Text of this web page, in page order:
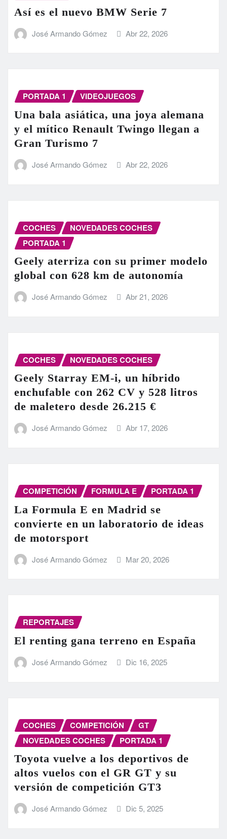
Así es el nuevo BMW Serie 7
José Armando Gómez Abr 22, 2026
PORTADA 1 VIDEOJUEGOS
Una bala asiática, una joya alemana
y el mítico Renault Twingo llegan a
Gran Turismo 7
José Armando Gómez Abr 22, 2026
COCHES
NOVEDADES COCHES
PORTADA 1
Geely aterriza con su primer modelo
global con 628 km de autonomía
José Armando Gómez Abr 21, 2026
COCHES NOVEDADES COCHES
Geely Starray EM-i, un híbrido
enchufable con 262 CV y 528 litros
de maletero desde 26.215 €
José Armando Gómez Abr 17, 2026
COMPETICIÓN FORMULA E PORTADA 1
La Formula E en Madrid se
convierte en un laboratorio de ideas
de motorsport
José Armando Gómez Mar 20, 2026
REPORTAJES
El renting gana terreno en España
José Armando Gómez Dic 16, 2025
COCHES COMPETICIÓN
GT
NOVEDADES COCHES
PORTADA 1
Toyota vuelve a los deportivos de
altos vuelos con el GR GT y su
versión de competición GT3
José Armando Gómez Dic 5, 2025